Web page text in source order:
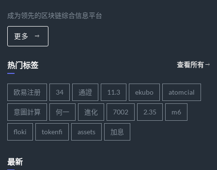
成为领先的区块链综合信息平台
更多
热门标签 查看所有
欧易注册 34 通證 11.3 ekubo atomcial
意圖計算 何一 進化 7002 2.35 m6
floki tokenfi assets 加息
最新